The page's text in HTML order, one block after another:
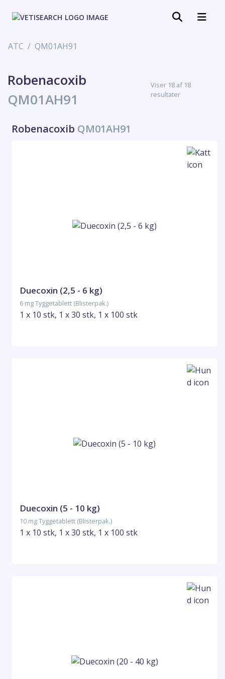
ATC QM01AH91
Robenacoxib
QM01AH91
Viser 18 af 18
resultater
Robenacoxib QM01AH91
Duecoxin (2,5 - 6 kg)
6 mg Tyggetablett (Blisterpak.)
1 x 10 stk, 1 x 30 stk, 1 x 100 stk
Duecoxin (5 - 10 kg)
10 mg Tyggetablett (Blisterpak.)
1 x 10 stk, 1 x 30 stk, 1 x 100 stk